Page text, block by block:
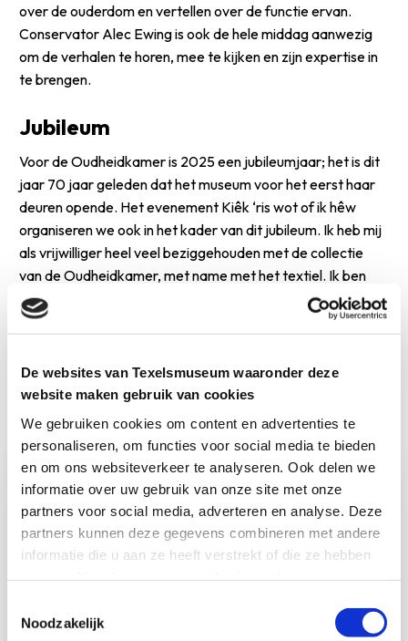
De websites van Texelsmuseum waaronder deze
website maken gebruik van cookies
We gebruiken cookies om content en advertenties te
personaliseren, om functies voor social media te bieden
en om ons websiteverkeer te analyseren. Ook delen we
informatie over uw gebruik van onze site met onze
partners voor social media, adverteren en analyse. Deze
partners kunnen deze gegevens combineren met andere
informatie die u aan ze heeft verstrekt of die ze hebben
Noodzakelijk
over de ouderdom en vertellen over de functie ervan.
Conservator Alec Ewing is ook de hele middag aanwezig
om de verhalen te horen, mee te kijken en zijn expertise in
te brengen.
Jubileum
Voor de Oudheidkamer is 2025 een jubileumjaar; het is dit
jaar 70 jaar geleden dat het museum voor het eerst haar
deuren opende. Het evenement Kiêk ‘ris wot of ik hêw
organiseren we ook in het kader van dit jubileum. Ik heb mij
als vrijwilliger heel veel beziggehouden met de collectie
van de Oudheidkamer, met name met het textiel. Ik ben
ontzettend benieuwd wat we te zien krijgen op 21
september. En welke verhalen erbij worden verteld. Kom
Meer weten?